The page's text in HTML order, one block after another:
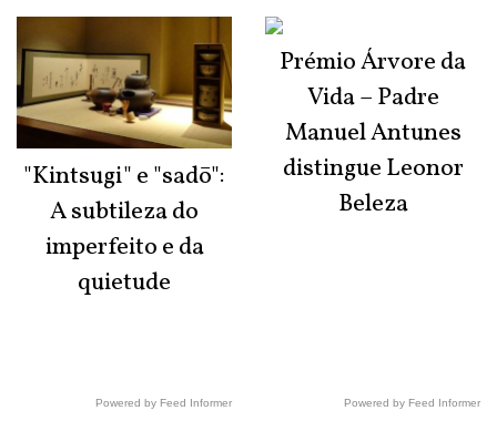
"Kintsugi" e "sadō":
A subtileza do
imperfeito e da
quietude
Powered by Feed Informer
Prémio Árvore da
Vida – Padre
Manuel Antunes
distingue Leonor
Beleza
Powered by Feed Informer